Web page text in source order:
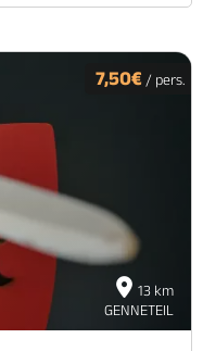
13 km
GENNETEIL
7,50€ / pers.